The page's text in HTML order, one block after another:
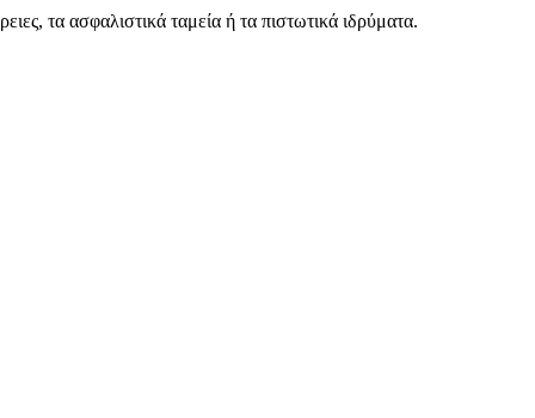
τα ασφαλιστικά ταμεία ή τα πιστωτικά ιδρύματα.